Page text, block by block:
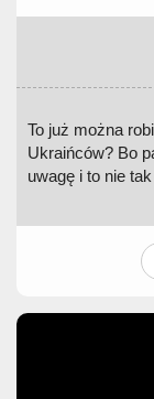
To już można
Ukraińców? Bo
uwagę i to nie